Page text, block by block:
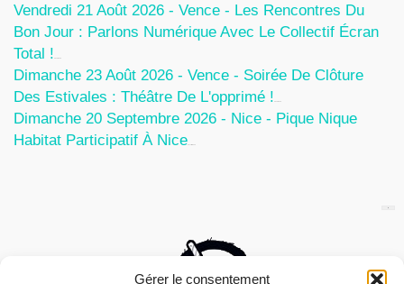
Gérer le consentement
Vendredi 21 Août 2026 - Vence - Les Rencontres Du
Bon Jour : Parlons Numérique Avec Le Collectif Écran
Total !
Dimanche 23 Août 2026 - Vence - Soirée De Clôture
Des Estivales : Théâtre De L'opprimé !
Dimanche 20 Septembre 2026 - Nice - Pique Nique
Habitat Participatif À Nice